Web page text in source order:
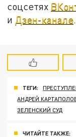
соцсетях
и Дзен-канале.
ТЕГИ:
АНДРЕЙ
ЗЕЛЕНСКИЙ СУД
ЧИТАЙТЕ ТАКЖЕ: